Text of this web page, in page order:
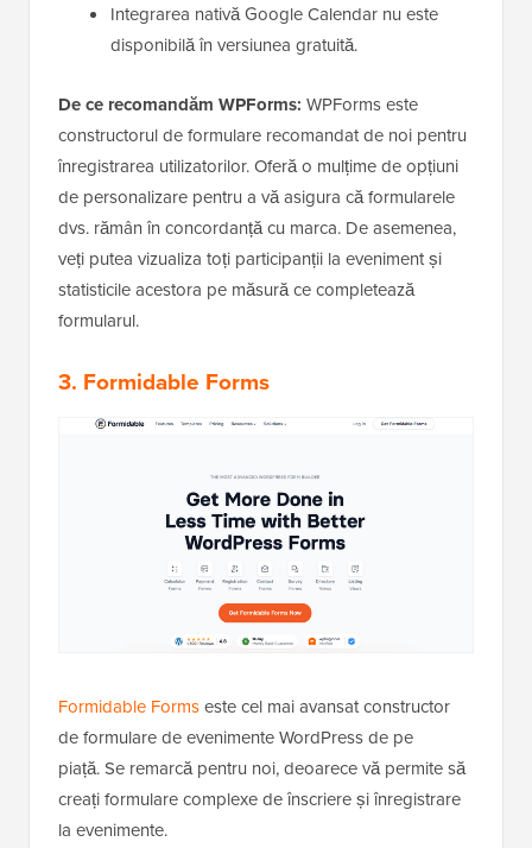
Integrarea nativă Google Calendar nu este
disponibilă în versiunea gratuită.
De ce recomandăm WPForms: WPForms este
constructorul de formulare recomandat de noi pentru
înregistrarea utilizatorilor. Oferă o mulțime de opțiuni
de personalizare pentru a vă asigura că formularele
dvs. rămân în concordanță cu marca. De asemenea,
veți putea vizualiza toți participanții la eveniment și
statisticile acestora pe măsură ce completează
formularul.
3. Formidable Forms
Formidable Formseste cel mai avansat constructor
de formulare de evenimente WordPress de pe
piață. Se remarcă pentru noi, deoarece vă permite să
creați formulare complexe de înscriere și înregistrare
la evenimente.